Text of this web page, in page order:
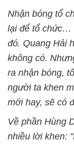
Nhận bóng tổ
lại để tổ chức…
đó. Quang Hải
không có.
ra nhận bóng,
người ta khen
mới hay, sẽ có
Về phần Hùng
nhiều lời khen: